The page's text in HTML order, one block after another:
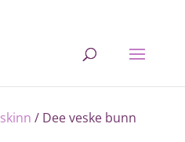
/ Dee veske bunn